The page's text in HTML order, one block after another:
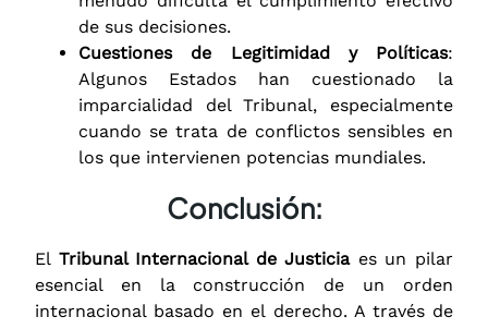
de sus decisiones.
Cuestiones de Legitimidad y Políticas:
Algunos Estados han cuestionado la
imparcialidad del Tribunal, especialmente
cuando se trata de conflictos sensibles en
los que intervienen potencias mundiales.
Conclusión:
El Tribunal Internacional de Justiciaes un pilar
esencial en la construcción de un orden
internacional basado en el derecho. A través de